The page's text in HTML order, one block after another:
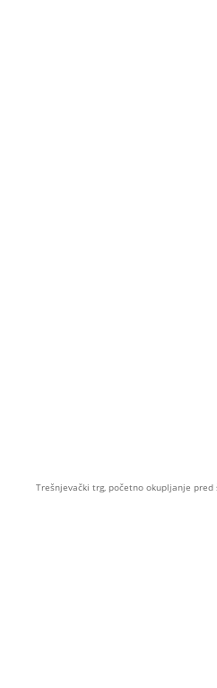
Trešnjevački trg, početno okupljanje